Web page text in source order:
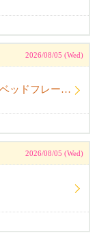
2026/08/05 (Wed)
新品未開封 シングルマットレス+ベッドフレーム+シーツ
2026/08/05 (Wed)